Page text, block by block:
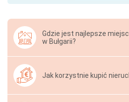
Gdzie jest najlepsze
w Bułgarii?
Jak korzystnie kupić